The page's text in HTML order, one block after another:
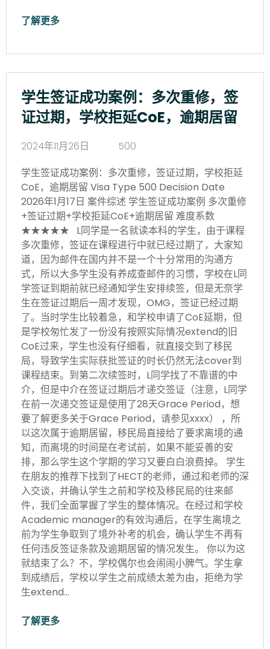
了解更多
学生签证成功案例：多次重修，签
证过期，学校拒延CoE，逾期居留
2024年11月26日
500
学生签证成功案例：多次重修，签证过期，学校拒延
CoE，逾期居留 Visa Type 500 Decision Date
2026年1月17日 案件综述 学生签证成功案例 多次重修
+签证过期+学校拒延CoE+逾期居留 难度系数
★★★★★ L同学是一名就读本科的学生，由于课程
多次重修，签证在课程进行中就已经过期了，大家知
道，因为邮件在国内并不是一个十分常用的沟通方
式，所以大多学生没有养成查邮件的习惯，学校在L同
学签证到期前就已经通知学生安排续签，但是无奈学
生在签证过期后一周才发现，OMG，签证已经过期
了。当时学生比较着急，和学校申请了CoE延期，但
是学校匆忙发了一份没有按照实际情况extend的旧
CoE过来，学生也没有仔细看，就直接交到了移民
局，导致学生实际获批签证的时长仍然无法cover到
课程结束。到第二次续签时，L同学找了不靠谱的中
介，但是中介在签证过期后才递交签证（注意，L同学
在前一次递交签证是使用了28天Grace Period，想
要了解更多关于Grace Period，请参见xxxx） ，所
以这次属于逾期居留，移民局直接给了要求离境的通
知，而离境的时间是在考试前，如果不能妥善的安
排，那么学生这个学期的学习又要白白浪费掉。 学生
在朋友的推荐下找到了HECT的老师，通过和老师的深
入交谈，并确认学生之前和学校及移民局的往来邮
件，我们全面掌握了学生的整体情况。在经过和学校
Academic manager的有效沟通后，在学生离境之
前为学生争取到了境外补考的机会，确认学生不再有
任何违反签证条款及逾期居留的情况发生。 你以为这
就结束了么？不，学校偶尔也会闹闹小脾气。学生拿
到成绩后，学校以学生之前成绩太差为由，拒绝为学
生extend…
了解更多